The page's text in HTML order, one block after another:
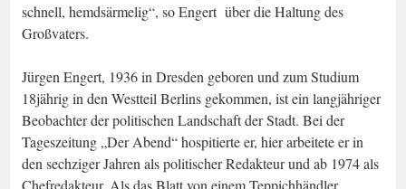
schnell, hemdsärmelig“, so Engert über die Haltung des
Großvaters.
Jürgen Engert, 1936 in Dresden geboren und zum Studium
18jährig in den Westteil Berlins gekommen, ist ein langjähriger
Beobachter der politischen Landschaft der Stadt. Bei der
Tageszeitung „Der Abend“ hospitierte er, hier arbeitete er in
den sechziger Jahren als politischer Redakteur und ab 1974 als
Chefredakteur. Als das Blatt von einem Teppichhändler